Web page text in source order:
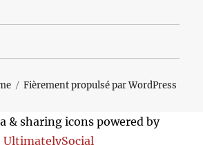
Fièrement propulsé par WordPress
& sharing icons powered by
UltimatelySocial